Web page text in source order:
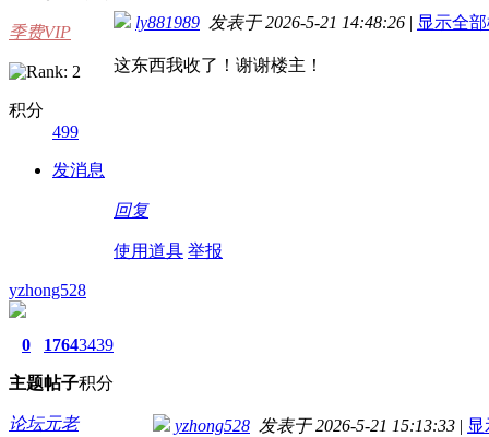
季费VIP
积分
499
发消息
ly881989 发表于 2026-5-21 14:48:26 | 显示全
这东西我收了！谢谢楼主！
回复
使用道具 举报
yzhong528
0
主题
1764
帖子
3439
积分
论坛元老 yzhong528 发表于 2026-5-21 15:13:33 |